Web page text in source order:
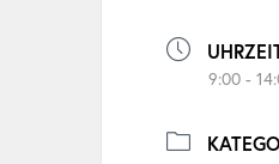
9:00 -